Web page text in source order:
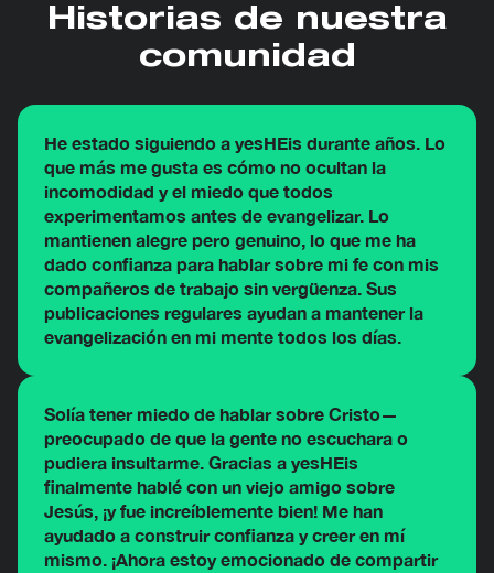
Historias de nuestra
comunidad
He estado siguiendo a yesHEis durante años. Lo
que más me gusta es cómo no ocultan la
incomodidad y el miedo que todos
experimentamos antes de evangelizar. Lo
mantienen alegre pero genuino, lo que me ha
dado confianza para hablar sobre mi fe con mis
compañeros de trabajo sin vergüenza. Sus
publicaciones regulares ayudan a mantener la
evangelización en mi mente todos los días.
Solía tener miedo de hablar sobre Cristo—
preocupado de que la gente no escuchara o
pudiera insultarme. Gracias a yesHEis
finalmente hablé con un viejo amigo sobre
Jesús, ¡y fue increíblemente bien! Me han
ayudado a construir confianza y creer en mí
mismo. ¡Ahora estoy emocionado de compartir